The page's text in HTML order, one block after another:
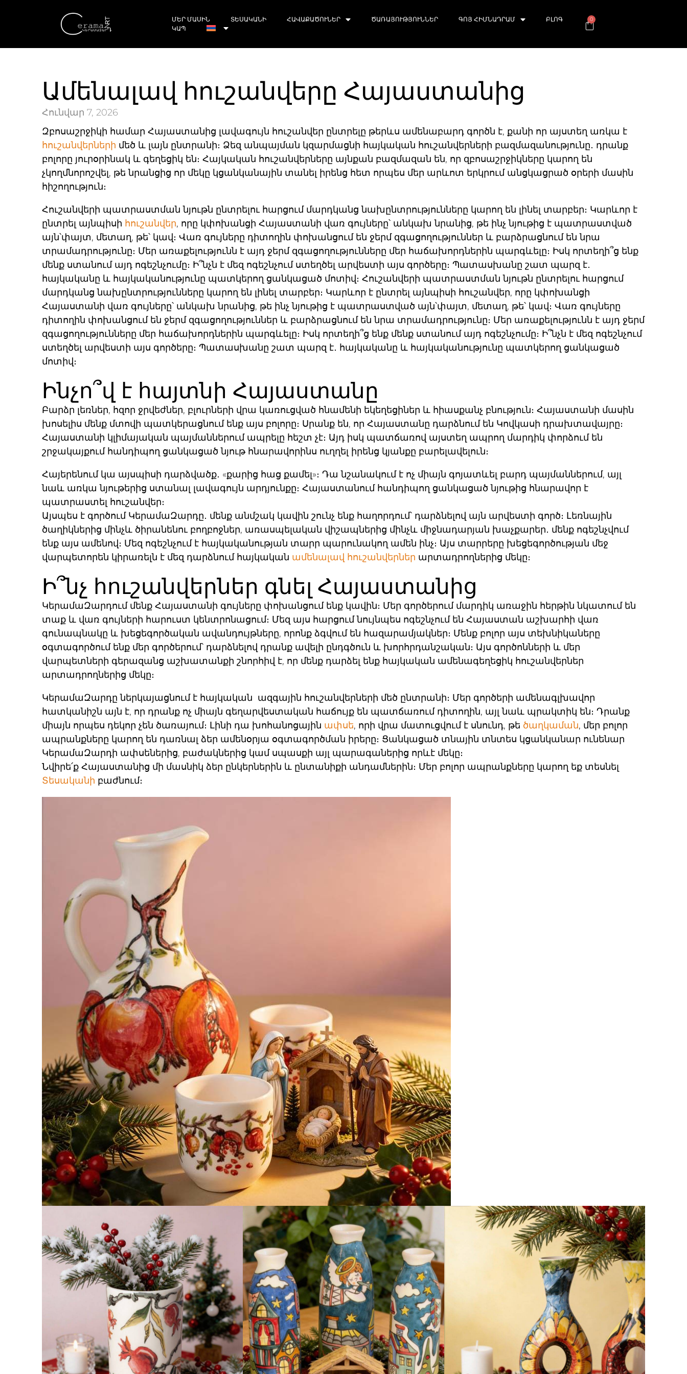
ՄԵՐ ՄԱՍԻՆ ՏԵՍԱԿԱՆԻ ՀԱՎԱՔԱԾՈՒՆԵՐ ԾԱՌԱՅՈՒԹՅՈՒՆՆԵՐ ԳՈՅ ՀԻՄՆԱԴՐԱՄ
ԲԼՈԳ
ԿԱՊ
0
Ամենալավ հուշանվերը Հայաստանից
Հունվար 7, 2026
Զբոսաշրջիկի համար Հայաստանից լավագույն հուշանվեր ընտրելը թերևս ամենաբարդ գործն է, քանի որ այստեղ առկա է
հուշանվերների մեծ և լայն ընտրանի։ Ձեզ անպայման կզարմացնի հայկական հուշանվերների բազմազանությունը․ դրանք
բոլորը յուրօրինակ և գեղեցիկ են։ Հայկական հուշանվերները այնքան բազմազան են, որ զբոսաշրջիկները կարող են
չկողմնորոշվել, թե նրանցից որ մեկը կցանկանային տանել իրենց հետ որպես մեր արևոտ երկրում անցկացրած օրերի մասին
հիշողություն։
Հուշանվերի պատրաստման նյութն ընտրելու հարցում մարդկանց նախընտրությունները կարող են լինել տարբեր։ Կարևոր է
ընտրել այնպիսի հուշանվեր, որը կփոխանցի Հայաստանի վառ գույները՝ անկախ նրանից, թե ինչ նյութից է պատրաստված
այն՝փայտ, մետաղ, թե՝ կավ։ Վառ գույները դիտողին փոխանցում են ջերմ զգացողություններ և բարձրացնում են նրա
տրամադրությունը։ Մեր առաքելությունն է այդ ջերմ զգացողությունները մեր հաճախորդներին պարգևելը։ Իսկ որտեղի՞ց ենք
մենք ստանում այդ ոգեշնչումը։ Ի՞նչն է մեզ ոգեշնչում ստեղծել արվեստի այս գործերը։ Պատասխանը շատ պարզ է․
հայկականը և հայկականությունը պատկերող ցանկացած մոտիվ։ Հուշանվերի պատրաստման նյութն ընտրելու հարցում
մարդկանց նախընտրությունները կարող են լինել տարբեր։ Կարևոր է ընտրել այնպիսի հուշանվեր, որը կփոխանցի
Հայաստանի վառ գույները՝ անկախ նրանից, թե ինչ նյութից է պատրաստված այն՝փայտ, մետաղ, թե՝ կավ։ Վառ գույները
դիտողին փոխանցում են ջերմ զգացողություններ և բարձրացնում են նրա տրամադրությունը։ Մեր առաքելությունն է այդ ջերմ
զգացողությունները մեր հաճախորդներին պարգևելը։ Իսկ որտեղի՞ց ենք մենք ստանում այդ ոգեշնչումը։ Ի՞նչն է մեզ ոգեշնչում
ստեղծել արվեստի այս գործերը։ Պատասխանը շատ պարզ է․ հայկականը և հայկականությունը պատկերող ցանկացած
մոտիվ։
Ինչո՞վ է հայտնի Հայաստանը
Բարձր լեռներ, հզոր ջրվեժներ, բլուրների վրա կառուցված հնամենի եկեղեցիներ և հիասքանչ բնություն։ Հայաստանի մասին
խոսելիս մենք մտովի պատկերացնում ենք այս բոլորը։ Սրանք են, որ Հայաստանը դարձնում են Կովկասի դրախտավայրը։
Հայաստանի կլիմայական պայմաններում ապրելը հեշտ չէ։ Այդ իսկ պատճառով այստեղ ապրող մարդիկ փորձում են
շրջակայքում հանդիպող ցանկացած նյութ հնարավորինս ուղղել իրենց կյանքը բարելավելուն։
Հայերենում կա այսպիսի դարձվածք․ «քարից հաց քամել»։ Դա նշանակում է ոչ միայն գոյատևել բարդ պայմաններում, այլ
նաև առկա նյութերից ստանալ լավագույն արդյունքը։ Հայաստանում հանդիպող ցանկացած նյութից հնարավոր է
պատրաստել հուշանվեր։
Այսպես է գործում ԿերամաԶարդը․ մենք անմշակ կավին շունչ ենք հաղորդում՝ դարձնելով այն արվեստի գործ։ Լեռնային
ծաղիկներից մինչև ծիրանենու բողբոջներ, առասպելական վիշապներից մինչև միջնադարյան խաչքարեր․ մենք ոգեշնչվում
ենք այս ամենով։ Մեզ ոգեշնչում է հայկականության տարր պարունակող ամեն ինչ։ Այս տարրերը խեցեգործության մեջ
վարպետորեն կիրառելն է մեզ դարձնում հայկական ամենալավ հուշանվերներ արտադրողներից մեկը։
Ի՞նչ հուշանվերներ գնել Հայաստանից
ԿերամաԶարդում մենք Հայաստանի գույները փոխանցում ենք կավին։ Մեր գործերում մարդիկ առաջին հերթին նկատում են
տաք և վառ գույների հարուստ կենտրոնացում։ Մեզ այս հարցում նույնպես ոգեշնչում են Հայաստան աշխարհի վառ
գունապնակը և խեցեգործական ավանդույթները, որոնք ձգվում են հազարամյակներ։ Մենք բոլոր այս տեխնիկաները
օգտագործում ենք մեր գործերում՝ դարձնելով դրանք ավելի ընդգծուն և խորհրդանշական։ Այս գործոնների և մեր
վարպետների գերազանց աշխատանքի շնորհիվ է, որ մենք դարձել ենք հայկական ամենագեղեցիկ հուշանվերներ
արտադրողներից մեկը։
ԿերամաԶարդը ներկայացնում է հայկական ազգային հուշանվերների մեծ ընտրանի։ Մեր գործերի ամենագլխավոր
հատկանիշն այն է, որ դրանք ոչ միայն գեղարվեստական հաճույք են պատճառում դիտողին, այլ նաև պրակտիկ են։ Դրանք
միայն որպես դեկոր չեն ծառայում։ Լինի դա խոհանոցային ափսե, որի վրա մատուցվում է սնունդ, թե ծաղկաման, մեր բոլոր
ապրանքները կարող են դառնալ ձեր ամենօրյա օգտագործման իրերը։ Ցանկացած տնային տնտես կցանկանար ունենար
ԿերամաԶարդի ափսեներից, բաժակներից կամ սպասքի այլ պարագաներից որևէ մեկը։
Նվիրե՛ք Հայաստանից մի մասնիկ ձեր ընկերներին և ընտանիքի անդամներին։ Մեր բոլոր ապրանքները կարող եք տեսնել
Տեսականի բաժնում։